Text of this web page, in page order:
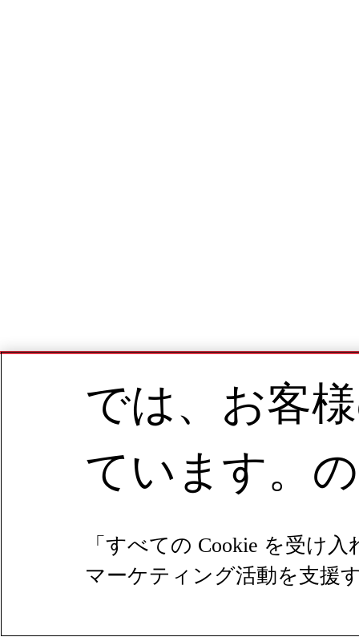
では、お客
ています。
「すべての Cookie を受け
マーケティング活動を支援